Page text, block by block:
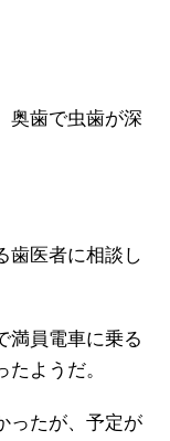
奥歯で虫歯が深
歯医者に相談し
満員電車に乗る
ようだ。
ったが、予定が